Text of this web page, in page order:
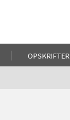
OPSKRIFTER